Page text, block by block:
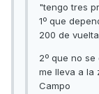
"tengo tres
1º que
200 de
2º que no
me lleva a la
Campo